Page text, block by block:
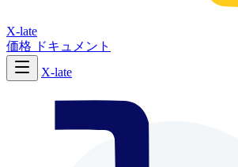
X-late
価格 ドキュメント
X-late